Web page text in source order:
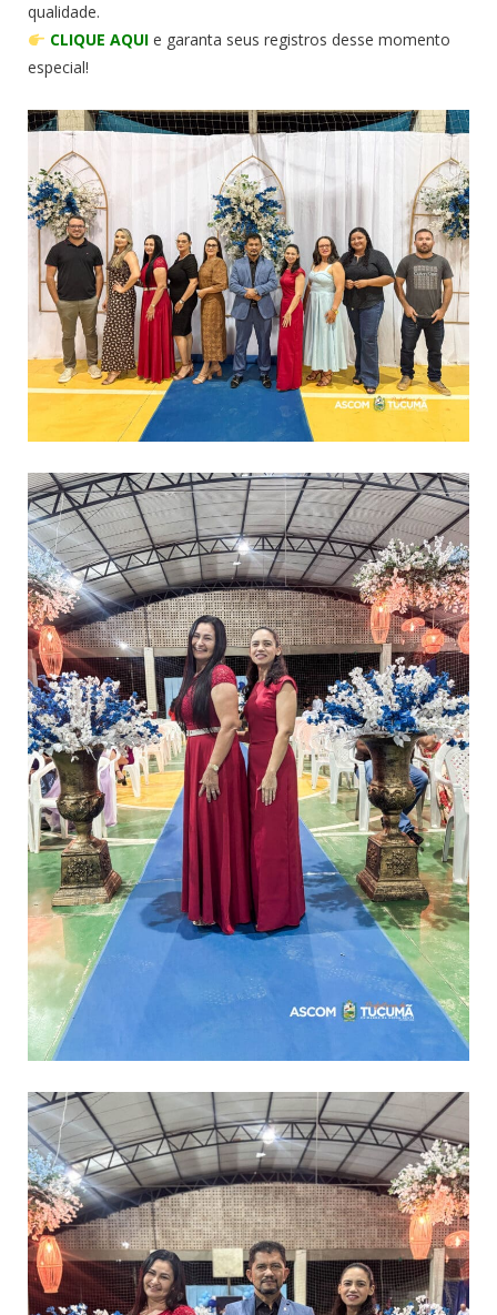
qualidade.
CLIQUE AQUI e garanta seus registros desse momento
especial!